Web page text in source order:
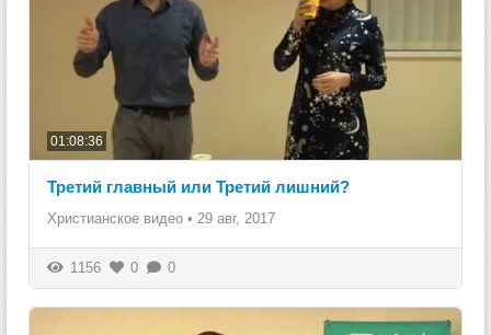
01:08:36
Третий главный или Третий лишний?
Христианское видео • 29 авг, 2017
1156 0 0